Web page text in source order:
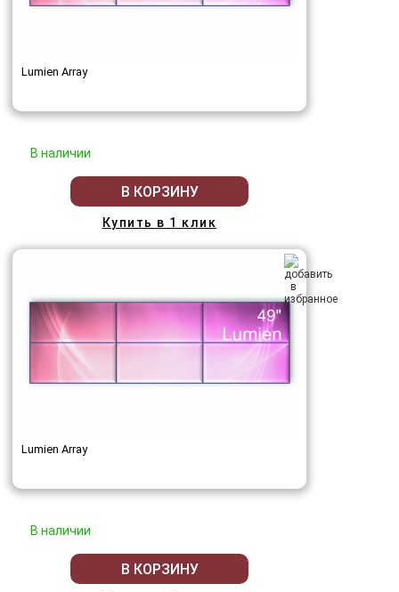
Lumien Array
В наличии
В КОРЗИНУ
Купить в 1 клик
Lumien Array
В наличии
В КОРЗИНУ